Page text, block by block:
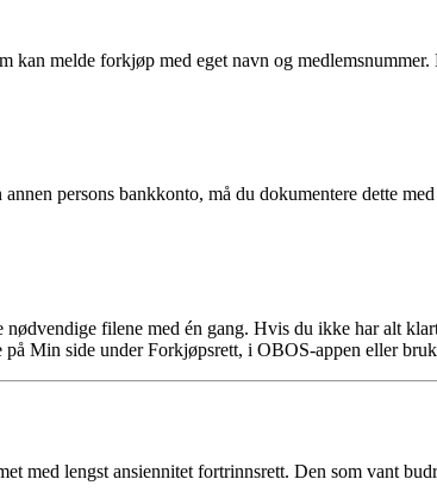
kan melde forkjøp med eget navn og
persons bankkonto, må du dokumentere dette
filene med én gang. Hvis du ikke har alt
Min side under Forkjøpsrett, i OBOS-appen eller
med lengst ansiennitet fortrinnsrett. Den som vant